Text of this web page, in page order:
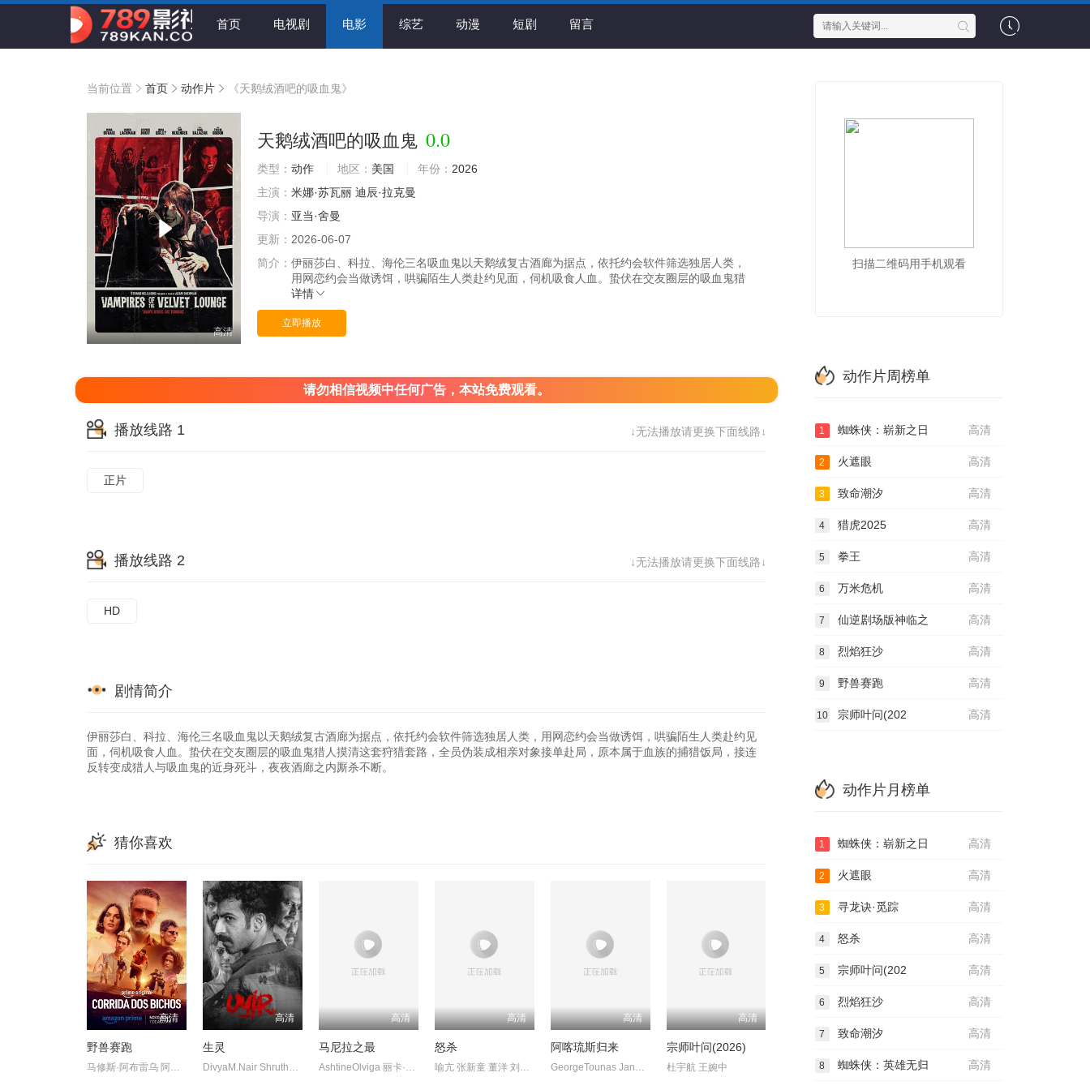
首页 电视剧 电影 综艺 动漫 短剧 留言
当前位置 首页 动作片 《天鹅绒酒吧的吸血鬼》
高清
天鹅绒酒吧的吸血鬼 0.0
类型： 动作 地区： 美国 年份： 2026
主演： 米娜·苏瓦丽 迪辰·拉克曼
导演： 亚当·舍曼
更新： 2026-06-07
简介： 伊丽莎白、科拉、海伦三名吸血鬼以天鹅绒复古酒廊为据点，依托约会软件筛选独居人类，
用网恋约会当做诱饵，哄骗陌生人类赴约见面，伺机吸食人血。蛰伏在交友圈层的吸血鬼猎
详情
立即播放
请勿相信视频中任何广告，本站免费观看。
↓无法播放请更换下面线路↓
播放线路 1
正片
↓无法播放请更换下面线路↓
播放线路 2
HD
剧情简介
伊丽莎白、科拉、海伦三名吸血鬼以天鹅绒复古酒廊为据点，依托约会软件筛选独居人类，用网恋约会当做诱饵，哄骗陌生人类赴约见
面，伺机吸食人血。蛰伏在交友圈层的吸血鬼猎人摸清这套狩猎套路，全员伪装成相亲对象接单赴局，原本属于血族的捕猎饭局，接连
反转变成猎人与吸血鬼的近身死斗，夜夜酒廊之内厮杀不断。
猜你喜欢
高清
野兽赛跑
马修斯·阿布雷乌 阿妮塔 阿兹 CamilloBorges HigorCampagnaro P
高清
生灵
DivyaM.Nair ShruthyMenon 苏迪普 赛亚米·凯尔 罗尚·马修 维诺
高清
马尼拉之最
AshtineOlviga 丽卡·佩拉莱约
高清
怒杀
喻亢 张新童 董洋 刘珂君
高清
阿喀琉斯归来
GeorgeTounas JannisSky
高清
宗师叶问(2026)
杜宇航 王婉中
扫描二维码用手机观看
动作片周榜单
高清
1 蜘蛛侠：崭新之日
高清
2 火遮眼
高清
3 致命潮汐
高清
4 猎虎2025
高清
5 拳王
高清
6 万米危机
高清
7 仙逆剧场版神临之
高清
8 烈焰狂沙
高清
9 野兽赛跑
高清
10 宗师叶问(202
动作片月榜单
高清
1 蜘蛛侠：崭新之日
高清
2 火遮眼
高清
3 寻龙诀·觅踪
高清
4 怒杀
高清
5 宗师叶问(202
高清
6 烈焰狂沙
高清
7 致命潮汐
高清
8 蜘蛛侠：英雄无归